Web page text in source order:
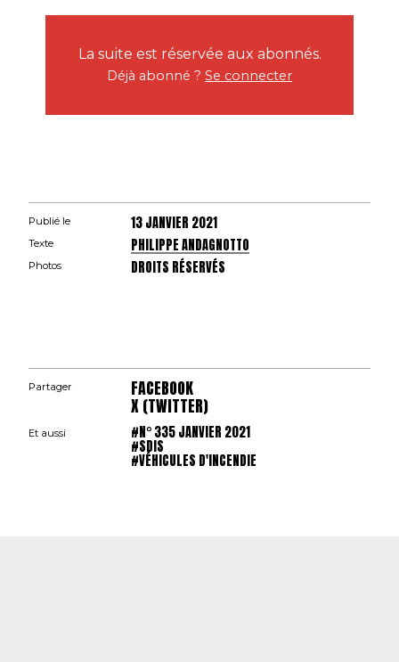
La suite est réservée aux abonnés.
Déjà abonné ? Se connecter
Publié le 13 JANVIER 2021
Texte PHILIPPE ANDAGNOTTO
Photos DROITS RÉSERVÉS
Partager FACEBOOK
X (TWITTER)
Et aussi #N° 335 JANVIER 2021
#SDIS
#VÉHICULES D'INCENDIE